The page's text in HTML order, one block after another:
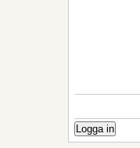
Logga in